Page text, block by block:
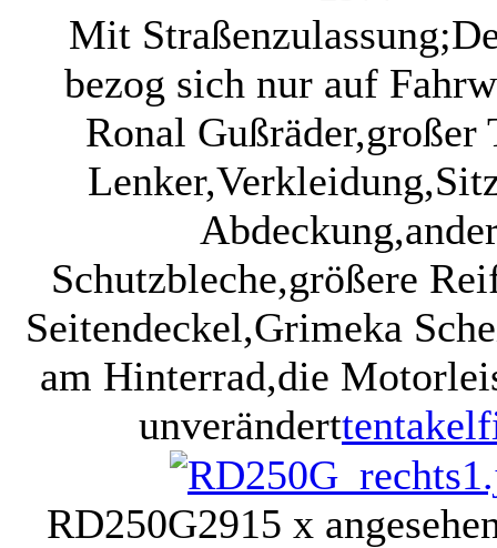
Mit
bezog sich nur auf
Ronal Gußräder,großer
Schutzbleche,größere
Seitendeckel,Grimeka
am Hinterrad,die
unverändert
RD250G2915 x